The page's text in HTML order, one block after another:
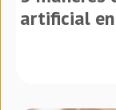
artificial